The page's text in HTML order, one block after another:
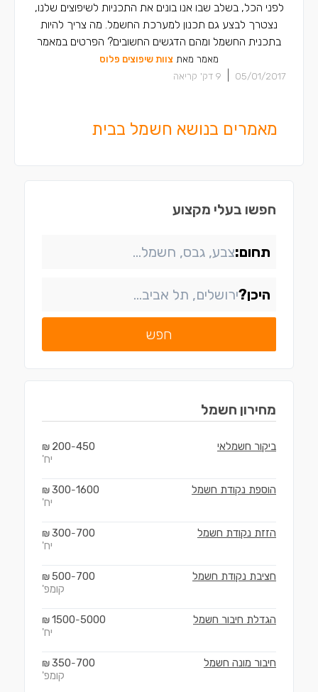
לפני הכל, בשלב שבו אנו בונים את התכניות לשיפוצים שלנו,
נצטרך לבצע גם תכנון למערכת החשמל. מה צריך להיות
בתכנית החשמל ומהם הדגשים החשובים? הפרטים במאמר
מאמר מאת צוות שיפוצים פלוס
05/01/2017
9 דק' קריאה
מאמרים בנושא חשמל בבית
חפשו בעלי מקצוע
תחום:
היכן?
חפש
מחירון חשמל
ביקור חשמלאי 200-450
₪
יח'
הוספת נקודת חשמל 300-1600
₪
יח'
הזזת נקודת חשמל 300-700
₪
יח'
חציבת נקודת חשמל 500-700
₪
קומפ'
הגדלת חיבור חשמל 1500-5000
₪
יח'
חיבור מונה חשמל 350-700
₪
קומפ'